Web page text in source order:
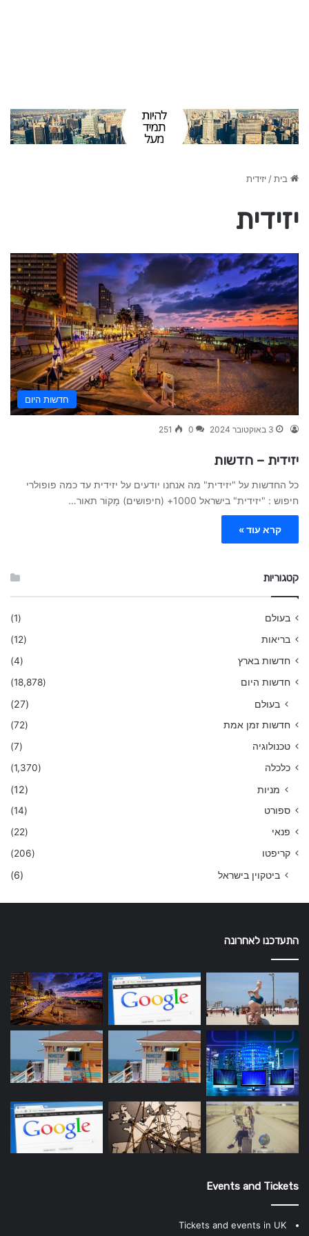
בית/יזידית
יזידית
חדשות היום
3 באוקטובר 2024 0
251
יזידית – חדשות
כל החדשות על "יזידית" מה אנחנו יודעים על יזידית עד כמה פופולרי
חיפוש : "יזידית" בישראל 1000+ (חיפושים) מָקוֹר תאור…
קרא עוד »
קטגוריות
בעולם
(1)
בריאות
(12)
חדשות בארץ
(4)
חדשות היום
(18,878)
בעולם (27)
חדשות זמן אמת
(72)
טכנולוגיה
(7)
כלכלה
(1,370)
מניות (12)
ספורט
(14)
פנאי
(22)
קריפטו
(206)
ביטקוין בישראל (6)
התעדכנו לאחרונה
Events and Tickets
Tickets and events in UK